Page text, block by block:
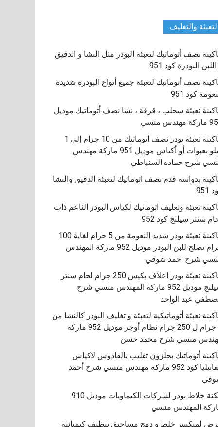
التعبئة والتغليف
نصف أتوماتيك لتعبئة البودر مثل النشا و الدقيق
البودرة كود 951
نصف أتوماتيك لتعبئة جميع أنواع البودرة شديدة
كود 951
تعبئة سحلب ، قرفة ، نشا نصف أتوماتيك موديل
مهندس منسي
ماكينة تعبئة بودر نصف أتوماتيك من 10 جرام إلي 1
كيلو بعبوات أو أكياس موديل 951 ماركة مهندس
شرح حماده السنباطي
بدواسه قدم نصف اتوماتيك لتعبئة الدقيق والنشا
تعبئة وتغليف اتوماتيك لكياس البودر الناعم ذات
سنتر سيلنج كود 952
ماكينة تعبئة بودر شديد النعومة من 5 جرام لغاية 100
جرام تصلح للبن البودر موديل 952 ماركة المهندس
شرح احمد شوقي
ماكينة تعبئة بودر اعلاف بكيس 250 جرام لحام سنتر
سيلنج موديل 952 ماركة المهندس منسي شرح
عبد الواحد
تعبئة أتوماتيكية لتعبئة و تغليف البودر كالنشا من
5 جرام ل 250 جرام نظام أوجر موديل 952 ماركة
منسي شرح محمد حسن
أتوماتيك بحلزون تقليب بالقادوس لاكياس
الفانيليا كود 952 ماركة مهندس منسي شرح أحمد
مكنة خلاط بودر لشركات الكيماويات موديل 910
المهندس منسي
لميكسر خلط و دمج مساحيق تنظيف كيميائية